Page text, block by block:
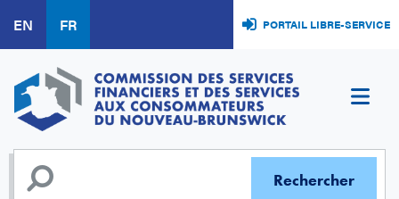
au
contenu
principal
EN FR PORTAIL LIBRE-SERVICE